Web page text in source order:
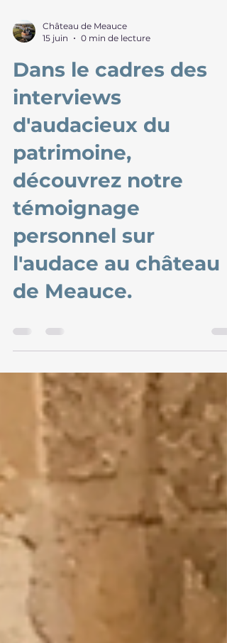
Château de Meauce
15 juin
0 min de lecture
Dans le cadres des
interviews
d'audacieux du
patrimoine,
découvrez notre
témoignage
personnel sur
l'audace au château
de Meauce.